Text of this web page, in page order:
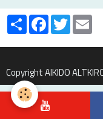
PartagerFacebook
Twitter
Copyright AIKIDO